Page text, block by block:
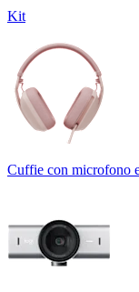
Kit
Cuffie con microfono